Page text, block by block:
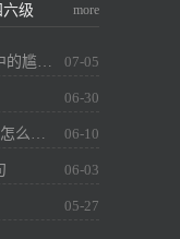
级 more
九个精华短语，帮你避免对话中的尴尬~ 07-05
06-30
在英国社交中，想要say no应该怎么办？ 06-10
06-03
05-27